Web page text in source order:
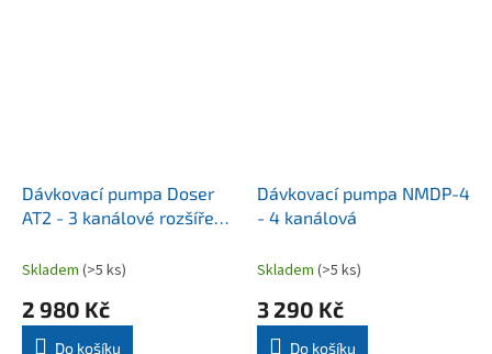
Dávkovací pumpa Doser
AT2 - 3 kanálové rozšíření
Skladem (>5 ks)
2 980 Kč
Do košíku
Dávkovací pumpa NMDP-4
- 4 kanálová
Skladem (>5 ks)
3 290 Kč
Do košíku